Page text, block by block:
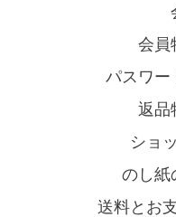
会員
パスワー
返品
ショ
のし紙
送料とお